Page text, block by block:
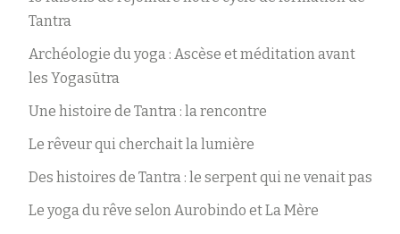
Tantra
Archéologie du yoga : Ascèse et méditation avant
les Yogasūtra
Une histoire de Tantra : la rencontre
Le rêveur qui cherchait la lumière
Des histoires de Tantra : le serpent qui ne venait pas
Le yoga du rêve selon Aurobindo et La Mère